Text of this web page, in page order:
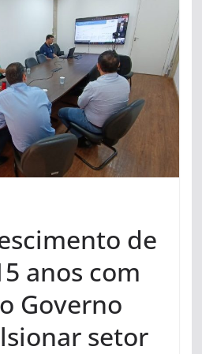
de
anos com
Governo
setor